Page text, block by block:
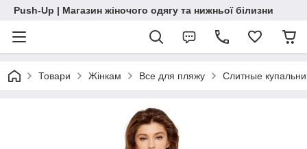
Push-Up | Магазин жіночого одягу та нижньої білизни
Товари Жінкам Все для пляжу Слитные